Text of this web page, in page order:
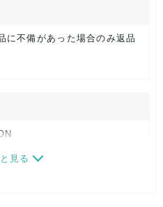
、ご確認下さいませ。
に不備があった場合のみ返品
にも最適♪
見る